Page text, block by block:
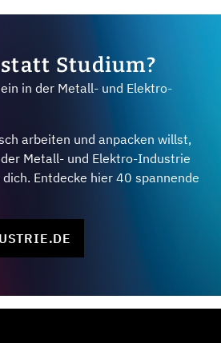
Studium?
in der Metall- und Elektro-
arbeiten und anpacken willst,
Metall- und Elektro-Industrie
Entdecke hier 40 spannende